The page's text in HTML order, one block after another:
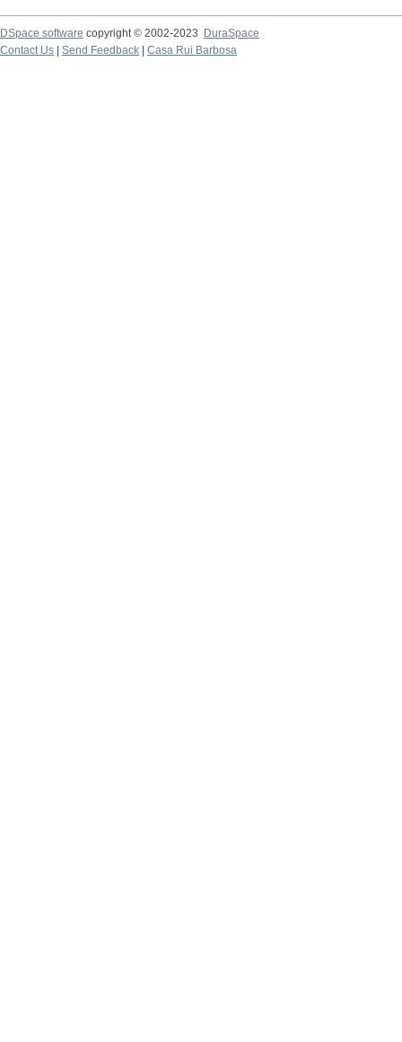
DSpace software copyright © 2002-2023
DuraSpace
Contact Us
Send Feedback Casa Rui Barbosa